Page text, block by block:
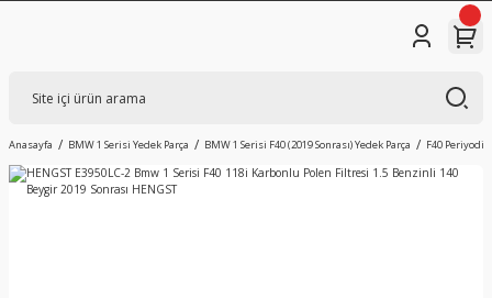
Anasayfa BMW 1 Serisi Yedek Parça BMW 1 Serisi F40 (2019 Sonrası) Yedek Parça F40